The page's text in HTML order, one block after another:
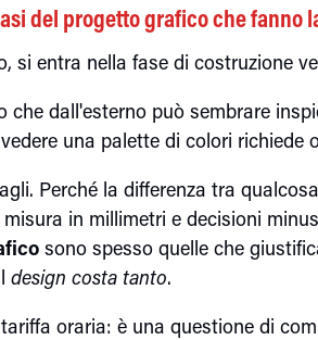
del progetto grafico che fanno
si entra nella fase di costruzione
dall'esterno può sembrare
una palette di colori richiede
Perché la differenza tra
in millimetri e decisioni
sono spesso quelle che
design costa tanto.
oraria: è una questione di